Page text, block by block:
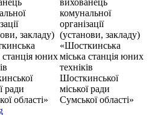
закладу)
станція юних
ради
області»
комунальної
організації
(установи, закладу)
«Шосткинська
міська станція юних
техніків
Шосткинської
міської ради
Сумської області»